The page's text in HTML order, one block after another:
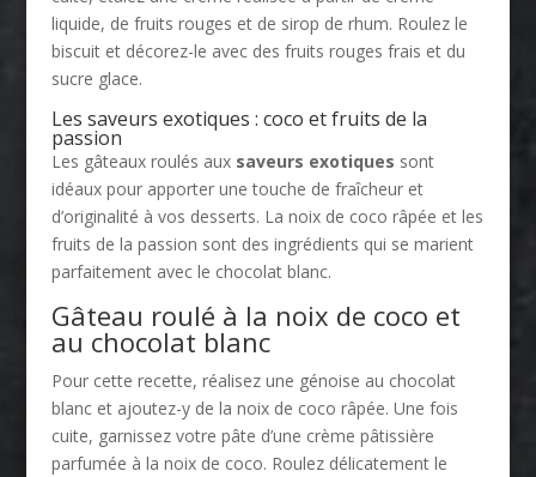
liquide, de fruits rouges et de sirop de rhum. Roulez le
biscuit et décorez-le avec des fruits rouges frais et du
sucre glace.
Les saveurs exotiques : coco et fruits de la
passion
Les gâteaux roulés aux saveurs exotiques sont
idéaux pour apporter une touche de fraîcheur et
d’originalité à vos desserts. La noix de coco râpée et les
fruits de la passion sont des ingrédients qui se marient
parfaitement avec le chocolat blanc.
Gâteau roulé à la noix de coco et
au chocolat blanc
Pour cette recette, réalisez une génoise au chocolat
blanc et ajoutez-y de la noix de coco râpée. Une fois
cuite, garnissez votre pâte d’une crème pâtissière
parfumée à la noix de coco. Roulez délicatement le